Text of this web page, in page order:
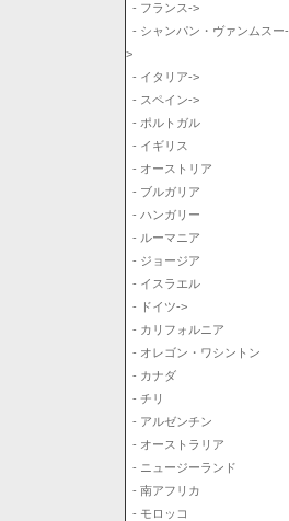
- フランス->
- シャンパン・ヴァンムスー-
>
- イタリア->
- スペイン->
- ポルトガル
- イギリス
- オーストリア
- ブルガリア
- ハンガリー
- ルーマニア
- ジョージア
- イスラエル
- ドイツ->
- カリフォルニア
- オレゴン・ワシントン
- カナダ
- チリ
- アルゼンチン
- オーストラリア
- ニュージーランド
- 南アフリカ
- モロッコ